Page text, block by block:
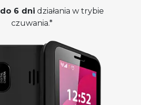
do 6 dni działania w trybie
czuwania.*